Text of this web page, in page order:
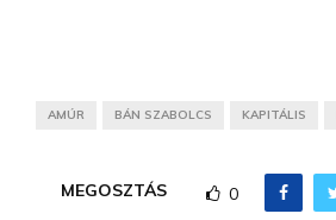
AMÚR BÁN SZABOLCS KAPITÁLIS
MEGOSZTÁS 0